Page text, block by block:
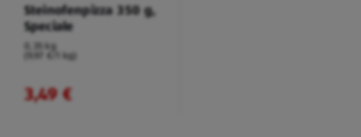
Steinofenpizza 350 g,
Speciale
0,35 kg
(9,97 €/1 kg)
3,49 €